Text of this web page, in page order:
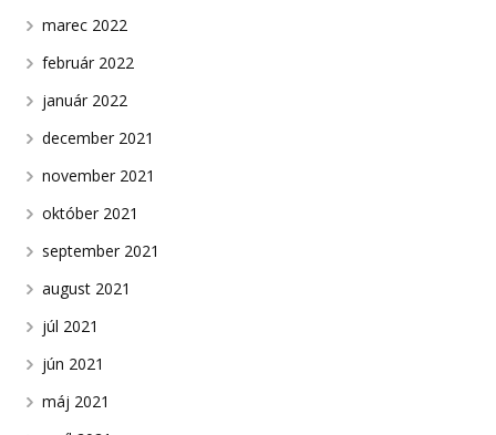
marec 2022
február 2022
január 2022
december 2021
november 2021
október 2021
september 2021
august 2021
júl 2021
jún 2021
máj 2021